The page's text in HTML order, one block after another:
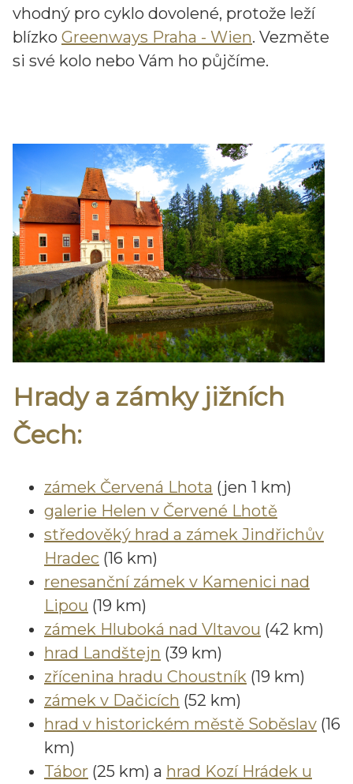
vhodný pro cyklo dovolené, protože leží
blízko Greenways Praha - Wien. Vezměte
si své kolo nebo Vám ho půjčíme.
Hrady a zámky jižních
Čech:
zámek Červená Lhota (jen 1 km)
galerie Helen v Červené Lhotě
středověký hrad a zámek Jindřichův
Hradec (16 km)
renesanční zámek v Kamenici nad
Lipou (19 km)
zámek Hluboká nad Vltavou (42 km)
hrad Landštejn (39 km)
zřícenina hradu Choustník (19 km)
zámek v Dačicích (52 km)
hrad v historickém městě Soběslav (16
km)
Tábor (25 km) a hrad Kozí Hrádek u